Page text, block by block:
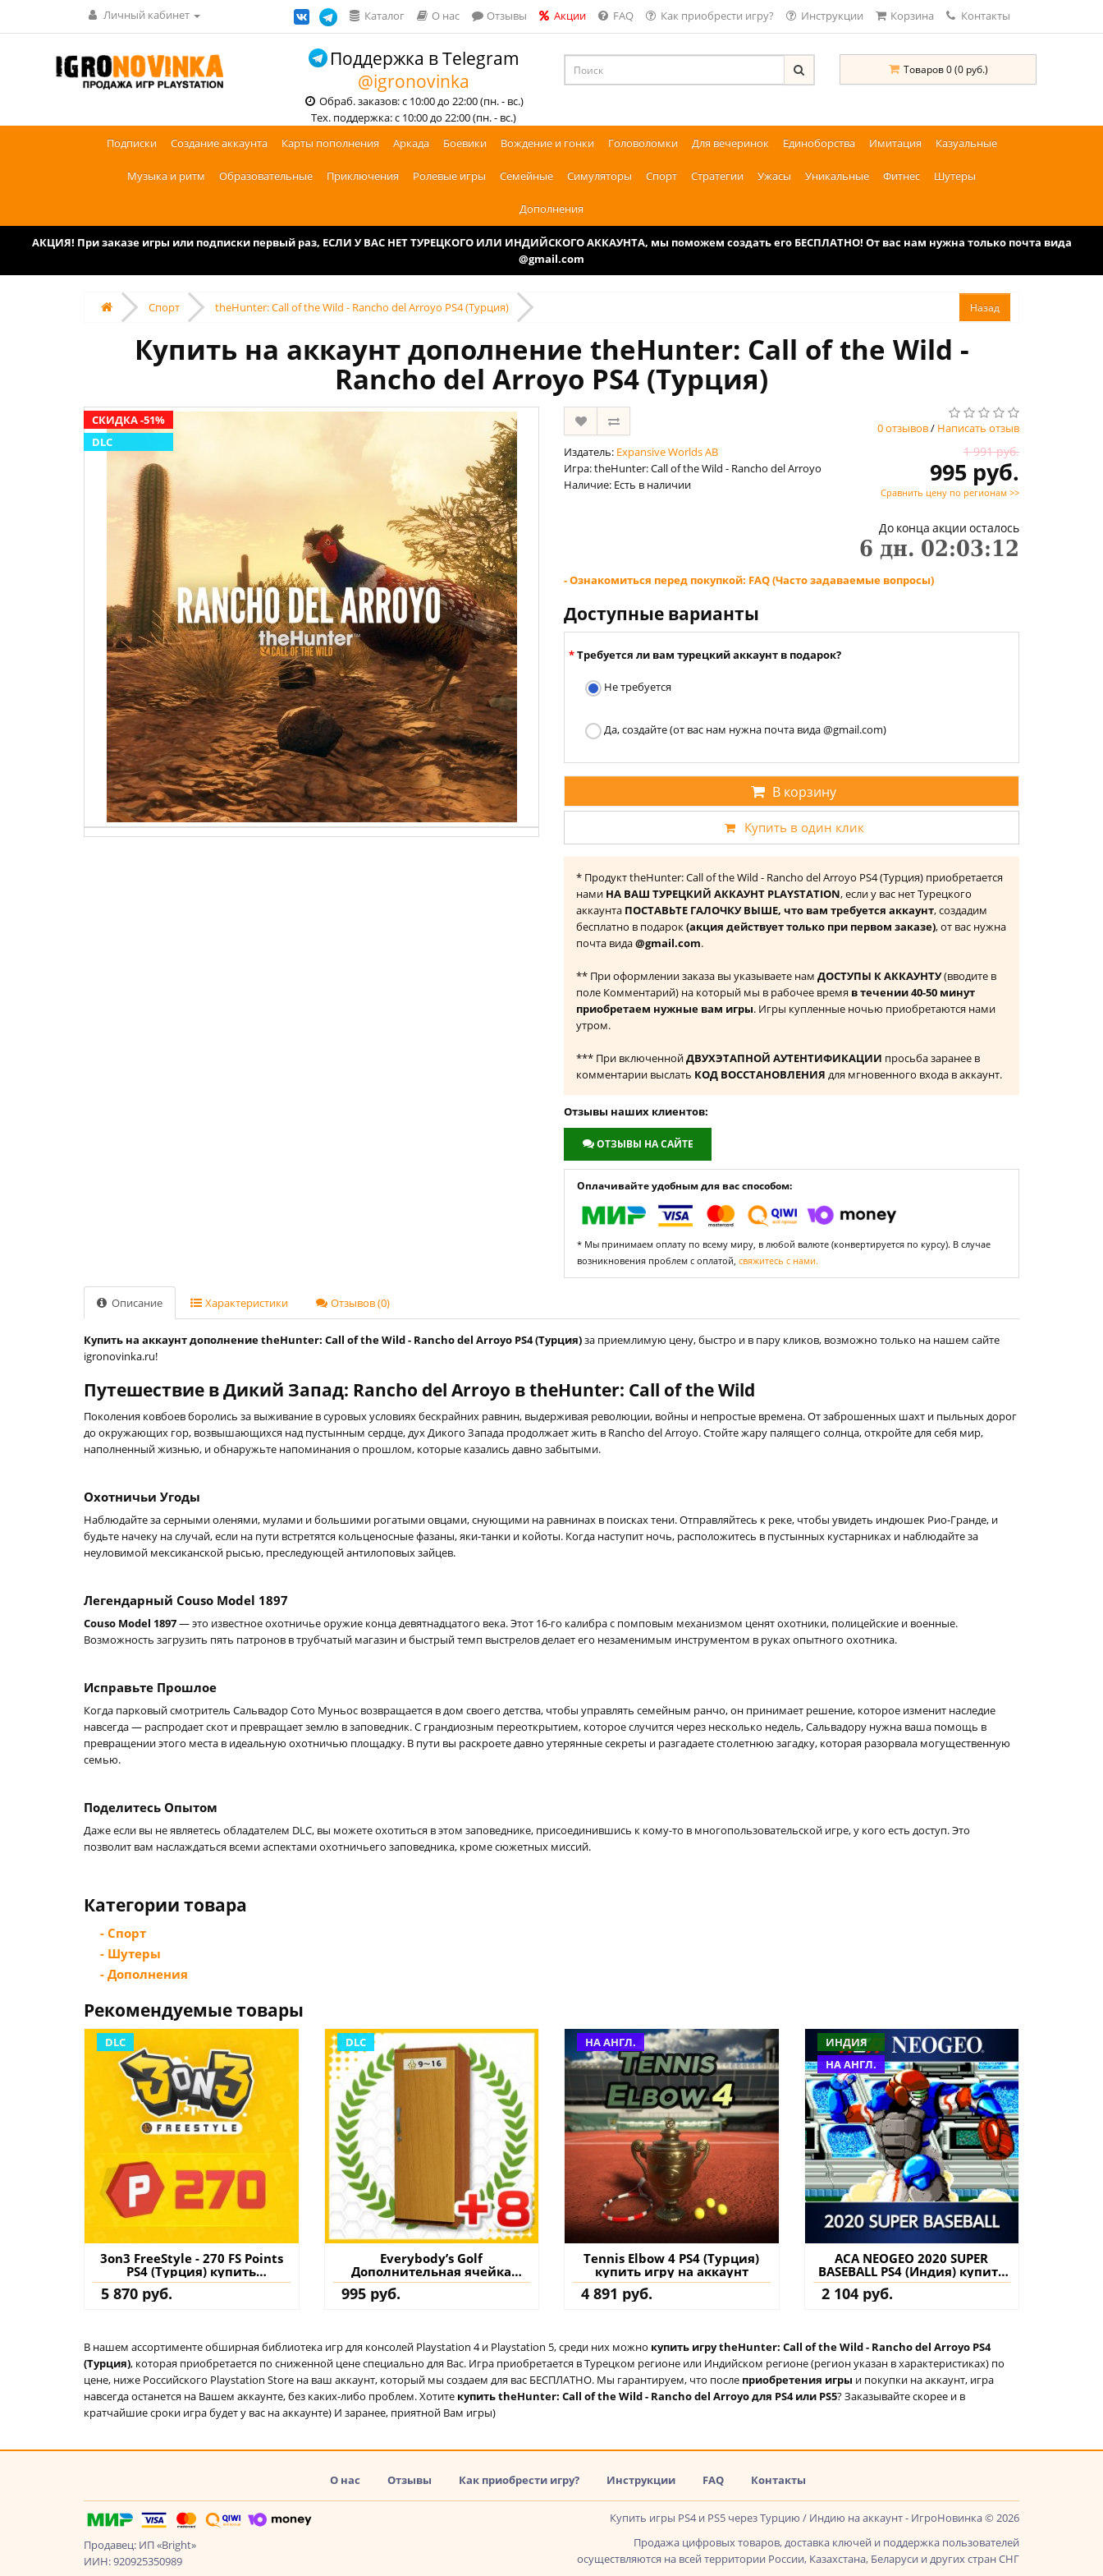
Личный кабинет Каталог О нас Отзывы Акции FAQ Как приобрести игру? Инструкции Корзина Контакты
Поддержка в Telegram
@igronovinka
Обраб. заказов: с 10:00 до 22:00 (пн. - вс.)
Тех. поддержка: с 10:00 до 22:00 (пн. - вс.)
Товаров 0 (0 руб.)
Подписки Создание аккаунта Карты пополнения Аркада Боевики Вождение и гонки Головоломки Для вечеринок Единоборства Имитация Казуальные
Музыка и ритм Образовательные Приключения Ролевые игры Семейные Симуляторы Спорт Стратегии Ужасы Уникальные Фитнес Шутеры
Дополнения
АКЦИЯ! При заказе игры или подписки первый раз, ЕСЛИ У ВАС НЕТ ТУРЕЦКОГО ИЛИ ИНДИЙСКОГО АККАУНТА, мы поможем создать его БЕСПЛАТНО! От вас нам нужна только почта вида
@gmail.com
Спорт theHunter: Call of the Wild - Rancho del Arroyo PS4 (Турция)
Купить на аккаунт дополнение theHunter: Call of the Wild -
Rancho del Arroyo PS4 (Турция)
СКИДКА -51%
DLC
0 отзывов/ Написать отзыв
Издатель: Expansive Worlds AB
Игра: theHunter: Call of the Wild - Rancho del Arroyo
Наличие: Есть в наличии
1 991 руб.
995 руб.
Сравнить цену по регионам >>
До конца акции осталось
6 дн. 02:03:12
- Ознакомиться перед покупкой: FAQ (Часто задаваемые вопросы)
Доступные варианты
Требуется ли вам турецкий аккаунт в подарок?
Не требуется
Да, создайте (от вас нам нужна почта вида @gmail.com)
В корзину
Купить в один клик
* Продукт theHunter: Call of the Wild - Rancho del Arroyo PS4 (Турция) приобретается
нами НА ВАШ ТУРЕЦКИЙ АККАУНТ PLAYSTATION, если у вас нет Турецкого
аккаунта ПОСТАВЬТЕ ГАЛОЧКУ ВЫШЕ, что вам требуется аккаунт, создадим
бесплатно в подарок(акция действует только при первом заказе), от вас нужна
почта вида@gmail.com.
** При оформлении заказа вы указываете нам ДОСТУПЫ К АККАУНТУ(вводите в
поле Комментарий) на который мы в рабочее время в течении 40-50 минут
приобретаем нужные вам игры. Игры купленные ночью приобретаются нами
утром.
*** При включеннойДВУХЭТАПНОЙ АУТЕНТИФИКАЦИИ просьба заранее в
комментарии выслать КОД ВОССТАНОВЛЕНИЯ для мгновенного входа в аккаунт.
Отзывы наших клиентов:
ОТЗЫВЫ НА САЙТЕ
Оплачивайте удобным для вас способом:
* Мы принимаем оплату по всему миру, в любой валюте (конвертируется по курсу). В случае
возникновения проблем с оплатой, свяжитесь с нами.
Описание Характеристики Отзывов (0)
Купить на аккаунт дополнение theHunter: Call of the Wild - Rancho del Arroyo PS4 (Турция)за приемлимую цену, быстро и в пару кликов, возможно только на нашем сайте
igronovinka.ru!
Путешествие в Дикий Запад: Rancho del Arroyo в theHunter: Call of the Wild
Поколения ковбоев боролись за выживание в суровых условиях бескрайних равнин, выдерживая революции, войны и непростые времена. От заброшенных шахт и пыльных дорог
до окружающих гор, возвышающихся над пустынным сердце, дух Дикого Запада продолжает жить в Rancho del Arroyo. Стойте жару палящего солнца, откройте для себя мир,
наполненный жизнью, и обнаружьте напоминания о прошлом, которые казались давно забытыми.
Охотничьи Угоды
Наблюдайте за серными оленями, мулами и большими рогатыми овцами, снующими на равнинах в поисках тени. Отправляйтесь к реке, чтобы увидеть индюшек Рио-Гранде, и
будьте начеку на случай, если на пути встретятся кольценосные фазаны, яки-танки и койоты. Когда наступит ночь, расположитесь в пустынных кустарниках и наблюдайте за
неуловимой мексиканской рысью, преследующей антилоповых зайцев.
Легендарный Couso Model 1897
Couso Model 1897— это известное охотничье оружие конца девятнадцатого века. Этот 16-го калибра с помповым механизмом ценят охотники, полицейские и военные.
Возможность загрузить пять патронов в трубчатый магазин и быстрый темп выстрелов делает его незаменимым инструментом в руках опытного охотника.
Исправьте Прошлое
Когда парковый смотритель Сальвадор Сото Муньос возвращается в дом своего детства, чтобы управлять семейным ранчо, он принимает решение, которое изменит наследие
навсегда — распродает скот и превращает землю в заповедник. С грандиозным переоткрытием, которое случится через несколько недель, Сальвадору нужна ваша помощь в
превращении этого места в идеальную охотничью площадку. В пути вы раскроете давно утерянные секреты и разгадаете столетнюю загадку, которая разорвала могущественную
семью.
Поделитесь Опытом
Даже если вы не являетесь обладателем DLC, вы можете охотиться в этом заповеднике, присоединившись к кому-то в многопользовательской игре, у кого есть доступ. Это
позволит вам наслаждаться всеми аспектами охотничьего заповедника, кроме сюжетных миссий.
Категории товара
- Спорт
- Шутеры
- Дополнения
Рекомендуемые товары
DLC
3on3 FreeStyle - 270 FS Points
PS4 (Турция) купить
дополнение на аккаунт
5 870 руб.
DLC
Everybody’s Golf
Дополнительная ячейка
персонажа № 1 - Everybody's
Golf PS4 (Турция) купить
995 руб.
НА АНГЛ.
Tennis Elbow 4 PS4 (Турция)
купить игру на аккаунт
4 891 руб.
ИНДИЯ
НА АНГЛ.
ACA NEOGEO 2020 SUPER
BASEBALL PS4 (Индия) купить
игру на аккаунт
2 104 руб.
В нашем ассортименте обширная библиотека игр для консолей Playstation 4 и Playstation 5, среди них можно купить игру theHunter: Call of the Wild - Rancho del Arroyo PS4
(Турция), которая приобретается по сниженной цене специально для Вас. Игра приобретается в Турецком регионе или Индийском регионе (регион указан в характеристиках) по
цене, ниже Российского Playstation Store на ваш аккаунт, который мы создаем для вас БЕСПЛАТНО. Мы гарантируем, что после приобретения игры и покупки на аккаунт, игра
навсегда останется на Вашем аккаунте, без каких-либо проблем. Хотите купить theHunter: Call of the Wild - Rancho del Arroyo для PS4 или PS5? Заказывайте скорее и в
кратчайшие сроки игра будет у вас на аккаунте) И заранее, приятной Вам игры)
О нас Отзывы Как приобрести игру? Инструкции FAQ Контакты
Продавец: ИП «Bright»
ИИН: 920925350989
Купить игры PS4 и PS5 через Турцию / Индию на аккаунт - ИгроНовинка © 2026
Продажа цифровых товаров, доставка ключей и поддержка пользователей
осуществляются на всей территории России, Казахстана, Беларуси и других стран СНГ